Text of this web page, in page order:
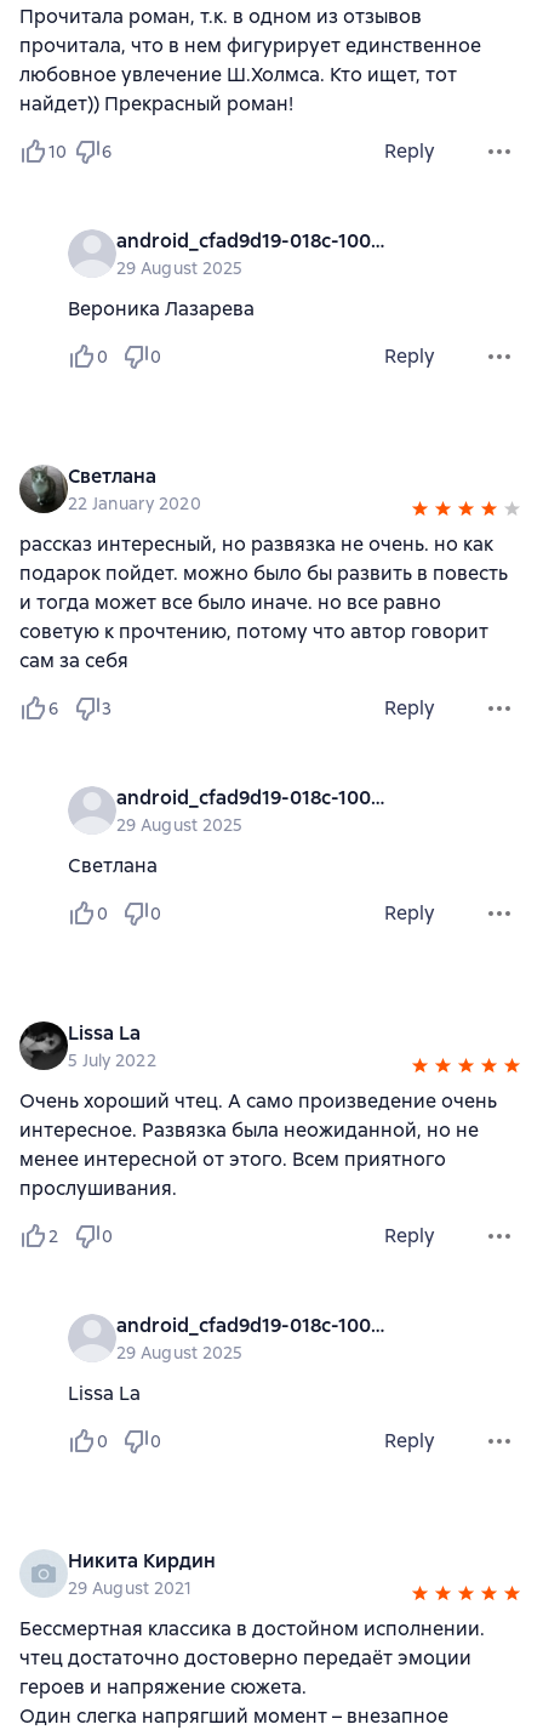
Прочитала роман, т.к. в одном из отзывов
прочитала, что в нем фигурирует единственное
любовное увлечение Ш.Холмса. Кто ищет, тот
найдет)) Прекрасный роман!
10 6 Reply
android_cfad9d19-018c-1000-0000-000000000000
29 August 2025
Вероника Лазарева
0 0 Reply
Светлана
22 January 2020
рассказ интересный, но развязка не очень. но как
подарок пойдет. можно было бы развить в повесть
и тогда может все было иначе. но все равно
советую к прочтению, потому что автор говорит
сам за себя
6 3 Reply
android_cfad9d19-018c-1000-0000-000000000000
29 August 2025
Светлана
0 0 Reply
Lissa La
5 July 2022
Очень хороший чтец. А само произведение очень
интересное. Развязка была неожиданной, но не
менее интересной от этого. Всем приятного
прослушивания.
2 0 Reply
android_cfad9d19-018c-1000-0000-000000000000
29 August 2025
Lissa La
0 0 Reply
Никита Кирдин
29 August 2021
Бессмертная классика в достойном исполнении.
чтец достаточно достоверно передаёт эмоции
героев и напряжение сюжета.
Один слегка напрягший момент – внезапное